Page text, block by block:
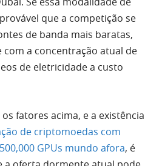
que a competição se
de banda mais baratas,
com a concentração atual de
de eletricidade a custo
fatores acima, e a existência
de criptomoedas com
GPUs mundo afora, é